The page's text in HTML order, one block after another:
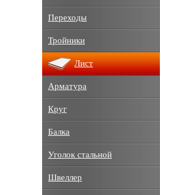
Переходы
Тройники
Лист
Арматура
Круг
Балка
Уголок стальной
Швеллер